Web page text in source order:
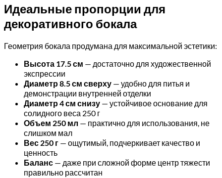
Идеальные пропорции для
декоративного бокала
Геометрия бокала продумана для максимальной эстетики:
Высота 17.5 см — достаточно для художественной
экспрессии
Диаметр 8.5 см сверху — удобно для питья и
демонстрации внутренней отделки
Диаметр 4 см снизу — устойчивое основание для
солидного веса 250 г
Объем 250 мл — практично для использования, не
слишком мал
Вес 250 г — ощутимый, подчеркивает качество и
ценность
Баланс — даже при сложной форме центр тяжести
правильно рассчитан